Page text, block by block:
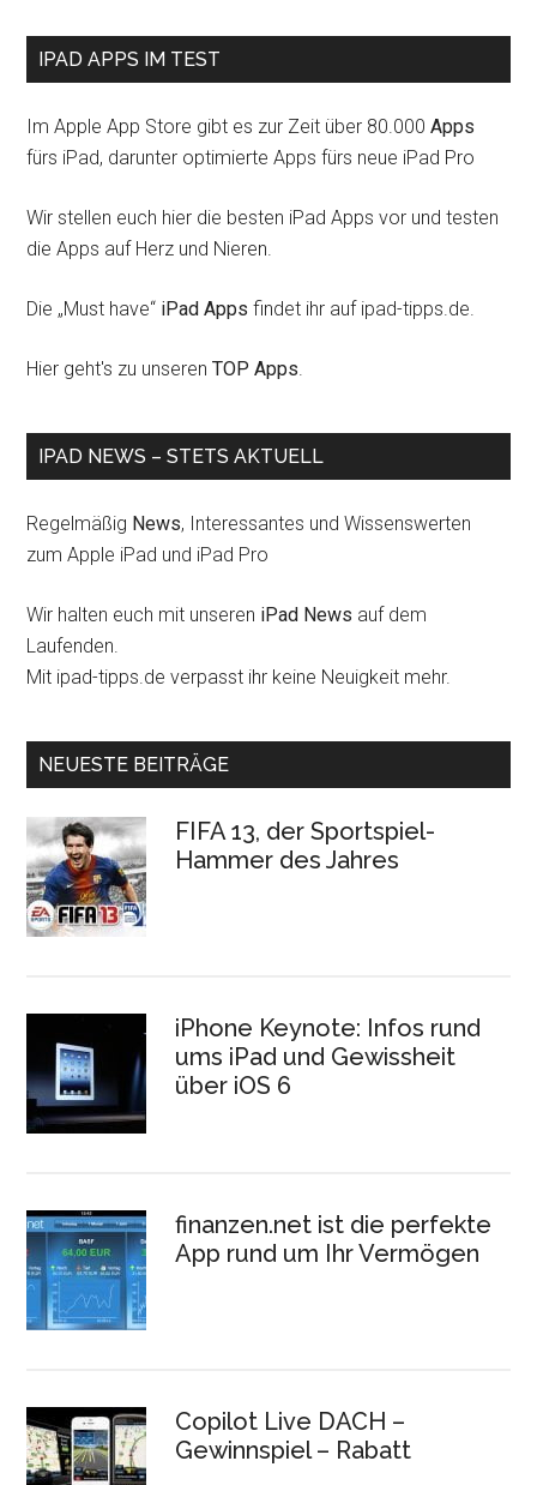
IPAD APPS IM TEST
Im Apple App Store gibt es zur Zeit über 80.000Apps
fürs iPad, darunter optimierte Apps fürs neue iPad Pro
Wir stellen euch hier die besten iPad Apps vor und testen
die Apps auf Herz und Nieren.
Die „Must have“ iPad Apps findet ihr auf ipad-tipps.de.
Hier geht's zu unserenTOP Apps.
IPAD NEWS – STETS AKTUELL
Regelmäßig News, Interessantes und Wissenswerten
zum Apple iPad und iPad Pro
Wir halten euch mit unseren iPad News auf dem
Laufenden.
Mit ipad-tipps.de verpasst ihr keine Neuigkeit mehr.
NEUESTE BEITRÄGE
FIFA 13, der Sportspiel-
Hammer des Jahres
iPhone Keynote: Infos rund
ums iPad und Gewissheit
über iOS 6
finanzen.net ist die perfekte
App rund um Ihr Vermögen
Copilot Live DACH –
Gewinnspiel – Rabatt